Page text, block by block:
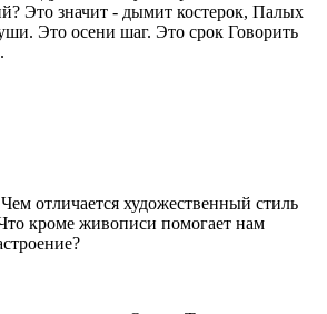
Это значит - дымит костерок, Палых
Это осени шаг. Это срок Говорить
отличается художественный стиль
кроме живописи помогает нам